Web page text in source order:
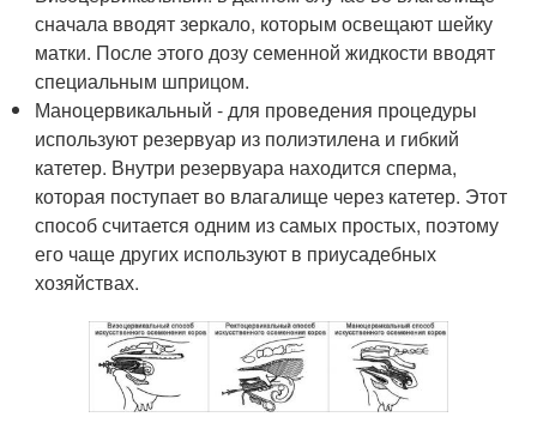
сначала вводят зеркало, которым освещают шейку
матки. После этого дозу семенной жидкости вводят
специальным шприцом.
Маноцервикальный - для проведения процедуры
используют резервуар из полиэтилена и гибкий
катетер. Внутри резервуара находится сперма,
которая поступает во влагалище через катетер. Этот
способ считается одним из самых простых, поэтому
его чаще других используют в приусадебных
хозяйствах.